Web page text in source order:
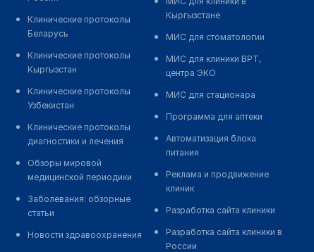
Клинические протоколы
Беларусь
Клинические протоколы
Кыргызстан
Клинические протоколы
Узбекистан
Клинические протоколы
диагностики и лечения
Обзоры мировой
медицинской периодики
Заболевания: обзорные
статьи
Новости здравоохранения
Кыргызстане
МИС для стоматологии
МИС для клиники ВРТ,
центра ЭКО
МИС для стационара
Программа для аптеки
Автоматизация блока
питания
Реклама и продвижение
клиник
Разработка сайта клиники
Разработка сайта клиники в
России